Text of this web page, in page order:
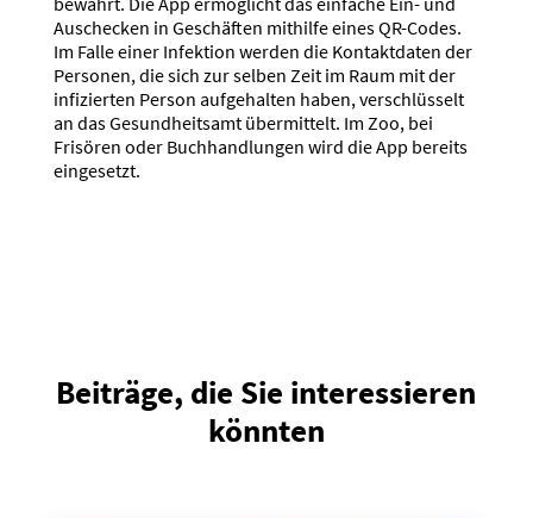
Auschecken in Geschäften mithilfe eines QR-Codes.
Im Falle einer Infektion werden die Kontaktdaten der
Personen, die sich zur selben Zeit im Raum mit der
infizierten Person aufgehalten haben, verschlüsselt
an das Gesundheitsamt übermittelt. Im Zoo, bei
Frisören oder Buchhandlungen wird die App bereits
eingesetzt.
Beiträge, die Sie interessieren
könnten